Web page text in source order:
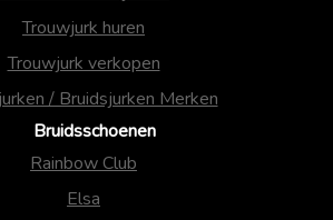
Trouwjurk huren
Trouwjurk verkopen
/ Bruidsjurken Merken
Bruidsschoenen
Rainbow Club
Elsa